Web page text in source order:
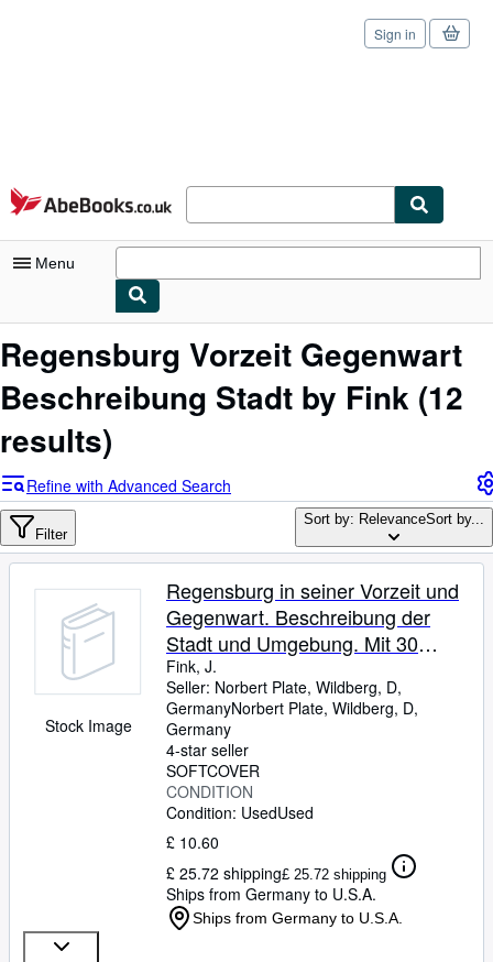
Skip to main content
AbeBooks.co.uk
Sign in
Menu
My Account
My Purchases
Advanced Search
Browse Collections
Rare Books
Textbooks
Sellers
Start Selling
Help
CLOSE
Regensburg Vorzeit Gegenwart
Beschreibung Stadt by Fink (12
results)
Refine with Advanced Search
Filter
Sort by: RelevanceSort by...
Stock Image
Regensburg in seiner Vorzeit und
Gegenwart. Beschreibung der
Stadt und Umgebung. Mit 30
Abbildungen, einem Kärtchen und
einem Stadtplan. Durchgesehen
und ergänzt von Dr. H. Ortner
Fink, J.
Seller: Norbert Plate, Wildberg, D,
GermanyNorbert Plate, Wildberg, D,
Germany
4-star seller
SOFTCOVER
CONDITION
Condition: UsedUsed
£ 10.60
£ 25.72 shipping£ 25.72 shipping
Ships from Germany to U.S.A.
Ships from Germany to U.S.A.